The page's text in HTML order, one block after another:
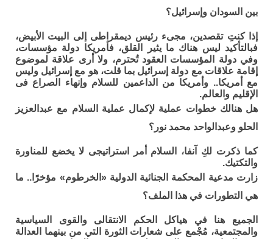
بين السودان وإسرائيل؟
إذا كنتِ تقصدين، مجىء رئيس ديمقراطى إلى البيت الأبيض،
فبالتأكيد ليس هناك ما يثير القلق، فأمريكا دولة مؤسسات،
وفي دولة المؤسسات العقود تُحترم، ولا أرى علاقة لموضوع
إقامة علاقات مع دولة إسرائيل بما قلت، هو مع إسرائيل وليس
مع أمريكا.. وأمريكا من الداعمين للسلام وإنهاء الصراع فى
الإقليم والعالم.
هل هنالك خطوات عملية لإكمال عملية السلام مع عبدالعزيز
الحلو وعبدالواحد محمد نور؟
كما ذكرت لكِ آنفا، السلام أمر استراتيجى لا يخضع للمناورة
والتكتيك.
زارت مدعية المحكمة الجنائية الدولية «الخرطوم» مؤخرًا.. ما
هي التطورات في هذا الملف؟
الجميع هنا في هياكل الحكم الانتقالى والقوى السياسية
والمجتمعية، مُجْمع على شعارات الثورة التي من بينهما العدالة